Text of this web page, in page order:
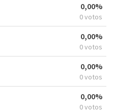
0,00%
0 votos
0,00%
0 votos
0,00%
0 votos
0,00%
0 votos